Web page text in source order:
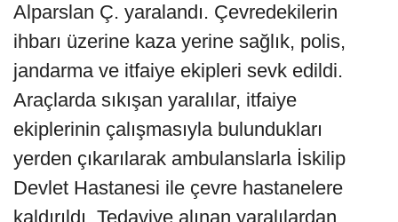
Alparslan Ç. yaralandı. Çevredekilerin
ihbarı üzerine kaza yerine sağlık, polis,
jandarma ve itfaiye ekipleri sevk edildi.
Araçlarda sıkışan yaralılar, itfaiye
ekiplerinin çalışmasıyla bulundukları
yerden çıkarılarak ambulanslarla İskilip
Devlet Hastanesi ile çevre hastanelere
kaldırıldı. Tedaviye alınan yaralılardan